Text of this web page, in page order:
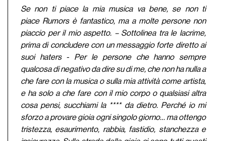
Se non ti piace la mia musica va bene, se non ti
piace Rumors è fantastico, ma a molte persone non
piaccio per il mio aspetto. – Sottolinea tra le lacrime,
prima di concludere con un messaggio forte diretto ai
suoi haters - Per le persone che hanno sempre
qualcosa di negativo da dire su di me, che non ha nulla a
che fare con la musica o sulla mia attività come artista,
e ha solo a che fare con il mio corpo o qualsiasi altra
cosa pensi, succhiami la **** da dietro. Perché io mi
sforzo a provare gioia ogni singolo giorno… ma ottengo
tristezza, esaurimento, rabbia, fastidio, stanchezza e